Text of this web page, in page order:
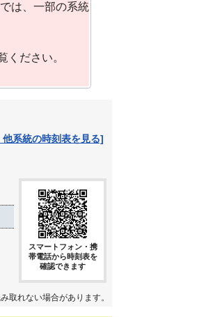
は、一部の系統
ください。
系統の時刻表を見る]
スマートフォン・携
帯電話から時刻表を
確認できます
取れない場合があります。